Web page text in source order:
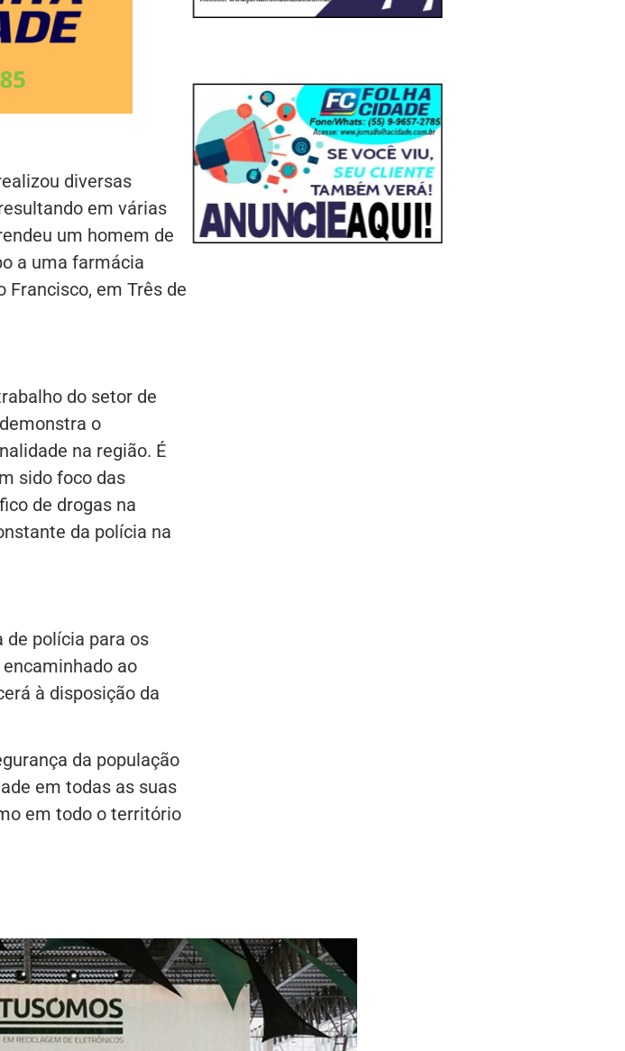
diversas
em várias
um homem de
a uma farmácia
Francisco, em Três de
do setor de
o
na região. É
sido foco das
de drogas na
da polícia na
de polícia para os
ao
à disposição da
da população
em todas as suas
em todo o território